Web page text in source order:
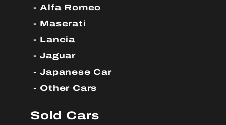
Alfa Romeo
Maserati
Lancia
Jaguar
Japanese Car
Other Cars
Sold Cars